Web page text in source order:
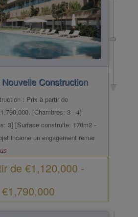
Nouvelle Construction
: Prix à partir de
[Chambres: 3 - 4]
3] [Surface construite: 170m2 -
incarne un engagement remar
de €1,120,000 -
€1,790,000